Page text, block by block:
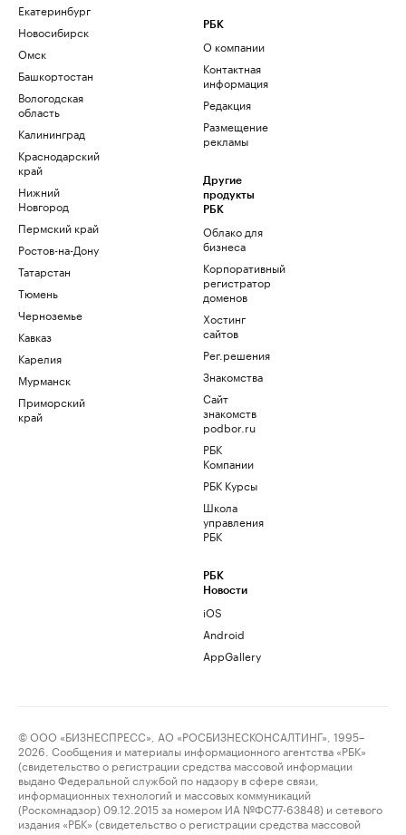
Екатеринбург
Новосибирск
Омск
Башкортостан
Вологодская
область
Калининград
Краснодарский
край
Нижний
Новгород
Пермский край
Ростов-на-Дону
Татарстан
Тюмень
Черноземье
Кавказ
Карелия
Мурманск
Приморский
край
РБК
О компании
Контактная
информация
Редакция
Размещение
рекламы
Другие
продукты
РБК
Облако для
бизнеса
Корпоративный
регистратор
доменов
Хостинг
сайтов
Рег.решения
Знакомства
Сайт
знакомств
podbor.ru
РБК
Компании
РБК Курсы
Школа
управления
РБК
РБК
Новости
iOS
Android
AppGallery
© ООО «БИЗНЕСПРЕСС», АО «РОСБИЗНЕСКОНСАЛТИНГ», 1995–
2026. Сообщения и материалы информационного агентства «РБК»
(свидетельство о регистрации средства массовой информации
выдано Федеральной службой по надзору в сфере связи,
информационных технологий и массовых коммуникаций
(Роскомнадзор) 09.12.2015 за номером ИА №ФС77-63848) и сетевого
издания «РБК» (свидетельство о регистрации средства массовой